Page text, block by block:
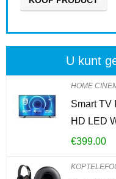
U kunt
HOME
Smart TV
HD LED
€399.00